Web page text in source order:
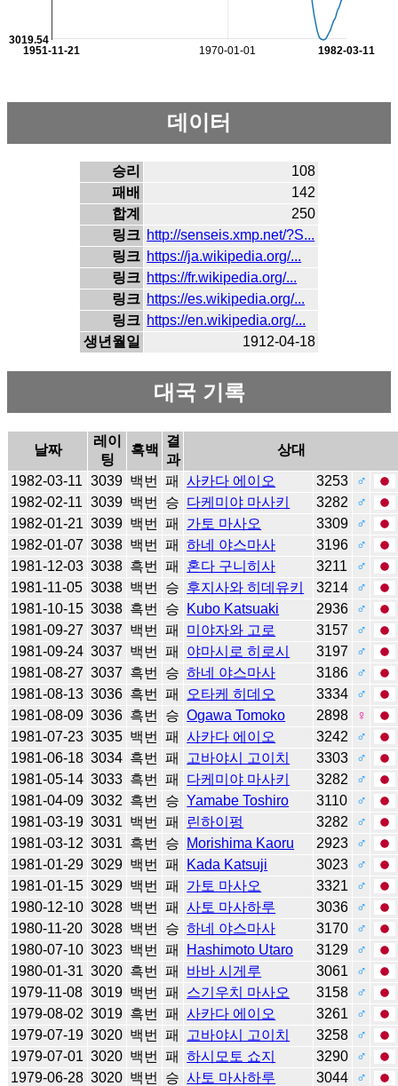
1970-01-01
1951-11-21 1982-03-11
3019.54
데이터
승리
108
패배
142
합계
250
링크 http://senseis.xmp.net/?S...
링크 https://ja.wikipedia.org/...
링크 https://fr.wikipedia.org/...
링크 https://es.wikipedia.org/...
링크 https://en.wikipedia.org/...
생년월일
1912-04-18
대국 기록
날짜
레이
팅
흑백
결
과
상대
1982-03-11 3039 백번 패 사카다 에이오 3253
♂
1982-02-11 3039 백번 승 다케미야 마사키 3282
♂
1982-01-21 3039 백번 패 가토 마사오 3309
♂
1982-01-07 3038 백번 패 하네 야스마사 3196
♂
1981-12-03 3038 흑번 패 혼다 구니히사 3211
♂
1981-11-05 3038 백번 승 후지사와 히데유키 3214
♂
1981-10-15 3038 흑번 승 Kubo Katsuaki 2936
♂
1981-09-27 3037 백번 패 미야자와 고로 3157
♂
1981-09-24 3037 백번 패 야마시로 히로시 3197
♂
1981-08-27 3037 흑번 승 하네 야스마사 3186
♂
1981-08-13 3036 흑번 패 오타케 히데오 3334
♂
1981-08-09 3036 흑번 승 Ogawa Tomoko 2898
♀
1981-07-23 3035 백번 패 사카다 에이오 3242
♂
1981-06-18 3034 흑번 패 고바야시 고이치 3303
♂
1981-05-14 3033 흑번 패 다케미야 마사키 3282
♂
1981-04-09 3032 흑번 승 Yamabe Toshiro 3110
♂
1981-03-19 3031 백번 패 린하이펑 3282
♂
1981-03-12 3031 흑번 승 Morishima Kaoru 2923
♂
1981-01-29 3029 백번 패 Kada Katsuji 3023
♂
1981-01-15 3029 백번 패 가토 마사오 3321
♂
1980-12-10 3028 백번 패 사토 마사하루 3036
♂
1980-11-20 3028 백번 승 하네 야스마사 3170
♂
1980-07-10 3023 백번 패 Hashimoto Utaro 3129
♂
1980-01-31 3020 흑번 패 바바 시게루 3061
♂
1979-11-08 3019 백번 패 스기우치 마사오 3158
♂
1979-08-02 3019 흑번 패 사카다 에이오 3261
♂
1979-07-19 3020 백번 패 고바야시 고이치 3258
♂
1979-07-01 3020 백번 패 하시모토 쇼지 3290
♂
1979-06-28 3020 백번 승 사토 마사하루 3044
♂